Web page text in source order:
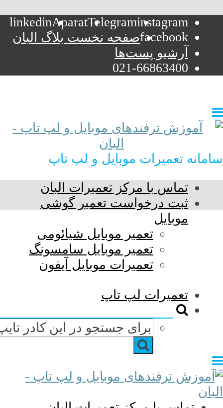
instagram
Telegram
Aparat
linkedin
facebookصفحه نخست بلاگ البان
آرشیو پست‌ها
021-66863400
سامانه تعمیرات موبایل و لپ تاپ
تماس با مرکز تعمیرات البان
ثبت درخواست تعمیر گوشی
موبایل
تعمیر موبایل شیائومی
تعمیر موبایل سامسونگ
تعمیرات موبایل آیفون
تعمیرات لپ تاپ